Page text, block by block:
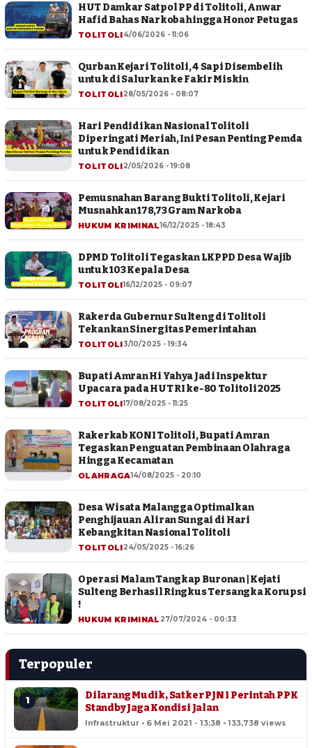
HUT Damkar Satpol PP di Tolitoli, Anwar
Hafid Bahas Narkoba hingga Honor Petugas
TOLITOLI4/06/2026 - 11:06
Qurban Kejari Tolitoli, 4 Sapi Disembelih
untuk di Salurkan ke Fakir Miskin
TOLITOLI28/05/2026 - 08:07
Hari Pendidikan Nasional Tolitoli
Diperingati Meriah, Ini Pesan Penting Pemda
untuk Pendidikan
TOLITOLI2/05/2026 - 19:08
Pemusnahan Barang Bukti Tolitoli, Kejari
Musnahkan 178,73 Gram Narkoba
HUKUM KRIMINAL16/12/2025 - 18:43
DPMD Tolitoli Tegaskan LKPPD Desa Wajib
untuk 103 Kepala Desa
TOLITOLI16/12/2025 - 09:07
Rakerda Gubernur Sulteng di Tolitoli
Tekankan Sinergitas Pemerintahan
TOLITOLI3/10/2025 - 19:34
Bupati Amran Hi Yahya Jadi Inspektur
Upacara pada HUT RI ke-80 Tolitoli 2025
TOLITOLI17/08/2025 - 11:25
Rakerkab KONI Tolitoli, Bupati Amran
Tegaskan Penguatan Pembinaan Olahraga
Hingga Kecamatan
OLAHRAGA14/08/2025 - 20:10
Desa Wisata Malangga Optimalkan
Penghijauan Aliran Sungai di Hari
Kebangkitan Nasional Tolitoli
TOLITOLI24/05/2025 - 16:26
Operasi Malam Tangkap Buronan | Kejati
Sulteng Berhasil Ringkus Tersangka Korupsi
!
HUKUM KRIMINAL 27/07/2024 - 00:33
Terpopuler
1
Dilarang Mudik, Satker PJN I Perintah PPK
Standby Jaga Kondisi Jalan
Infrastruktur • 6 Mei 2021 - 13:38 • 133,738 views